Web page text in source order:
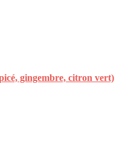
gingembre, citron vert)